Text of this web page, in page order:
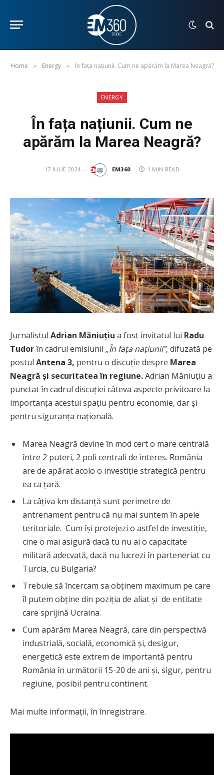
Home » Energy » În fața națiunii. Cum ne apărăm la Marea Neagră?
ENERGY
În fața națiunii. Cum ne
apărăm la Marea Neagră?
17 IULIE 2024 EM360 1 MIN READ
Jurnalistul Adrian Măniuțiu a fost invitatul lui Radu
Tudorîn cadrul emisiunii „În fața națiunii”, difuzată pe
postul Antena 3, pentru o discuție despre Marea
Neagră și securitatea în regiune.Adrian Măniuțiu a
punctat în cadrul discuției câteva aspecte privitoare la
importanța acestui spațiu pentru economie, dar și
pentru siguranța națională.
Marea Neagră devine în mod cert o mare centrală
între 2 puteri, 2 poli centrali de interes. România
are de apărat acolo o investiție strategică pentru
ea ca țară.
La câțiva km distanță sunt perimetre de
antrenament pentru că nu mai suntem în apele
teritoriale. Cum își protejezi o astfel de investiție,
cine o mai asigură dacă tu nu ai o capacitate
militară adecvată, dacă nu lucrezi în parteneriat cu
Turcia, cu Bulgaria?
Trebuie să încercam sa obținem maximum pe care
îl putem obține din poziția de aliat și de entitate
care sprijină Ucraina.
Cum apărăm Marea Neagră, care din perspectivă
industrială, socială, economică și, desigur,
energetică este extrem de importantă pentru
România în următorii 15-20 de ani și, sigur, pentru
regiune, posibil pentru continent.
Mai multe informații, în înregistrare.